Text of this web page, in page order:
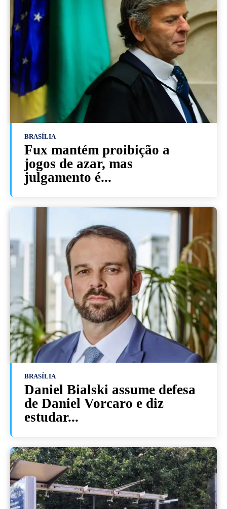
BRASÍLIA
Fux mantém proibição a
jogos de azar, mas
julgamento é...
BRASÍLIA
Daniel Bialski assume defesa
de Daniel Vorcaro e diz
estudar...